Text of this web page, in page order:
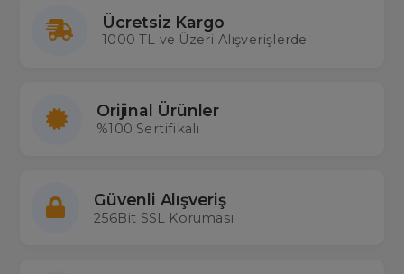
Ücretsiz Kargo
1000 TL ve Üzeri Alışverişlerde
Orijinal Ürünler
%100 Sertifikalı
Güvenli Alışveriş
256Bit SSL Koruması